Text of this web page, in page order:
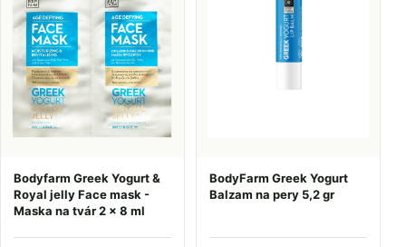
Bodyfarm Greek Yogurt &
Royal jelly Face mask -
Maska na tvár 2 x 8 ml
BodyFarm Greek Yogurt
Balzam na pery 5,2 gr